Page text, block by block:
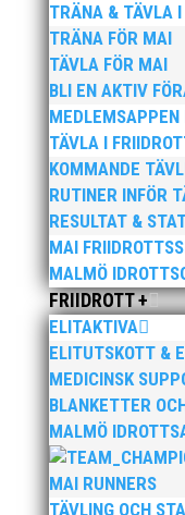
TRÄNA & TÄVLA
TRÄNA FÖR MAI
TÄVLA FÖR MAI
BLI EN AKTIV
TÄVLA I
KOMMANDE
RUTINER INFÖR
RESULTAT &
MAI
MALMÖ
FRIIDROTT +
ELITAKTIVA
ELITUTSKOTT &
MEDICINSK
BLANKETTER
MALMÖ
MAI RUNNERS
TÄVLING OCH
Bilder från Stafett-
Leandersson Fler
Anders Hallström,
börjar sin
brett
som tränare inom